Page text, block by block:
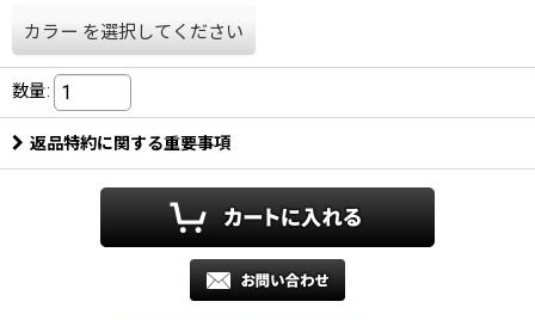
カラー を選択してください
数量:
返品特約に関する重要事項